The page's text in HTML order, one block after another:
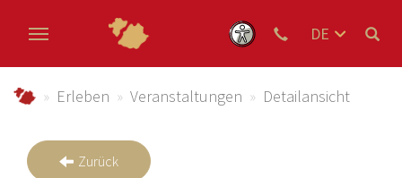
DE
schmallenberger-sauerland.de
Erleben Veranstaltungen Detailansicht
Zurück